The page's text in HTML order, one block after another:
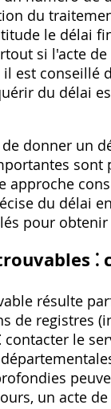
du
le délai
si l'acte
il est
du délai
donner un
approche
du délai
pour
⁚
résulte
de registres
contacter le
un acte